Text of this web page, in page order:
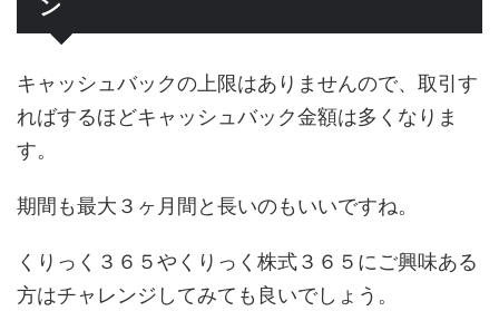
ン
キャッシュバックの上限はありませんので、取引す
ればするほどキャッシュバック金額は多くなりま
す。
期間も最大３ヶ月間と長いのもいいですね。
くりっく３６５やくりっく株式３６５にご興味ある
方はチャレンジしてみても良いでしょう。